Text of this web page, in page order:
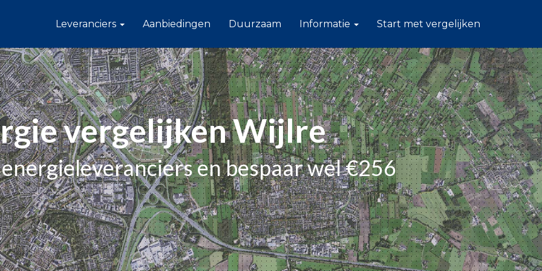
Leveranciers Aanbiedingen Duurzaam Informatie Start met vergelijken
vergelijken Wijlre
en bespaar wel €256